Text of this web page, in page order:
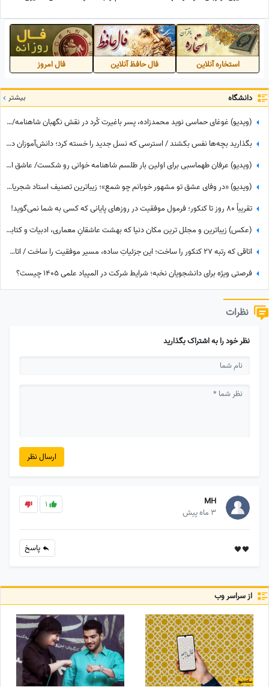
استخاره آنلاین فال حافظ آنلاین فال امروز
دانشگاه بیشتر
(ویدیو) غوغای حماسی نوید محمدزاده، پسر باغیرت کُرد در نقش نگهبان شاهنامه/ رجزخوانی فردوسی برای نجات ایران از دست اجنبی👌
بگذارید بچه‌ها نفس بکشند / استرسی که نسل جدید را خسته کرد؛ دانش‌آموزان در برزخ امتحانات نهایی، جنگ، کنکور و ...
(ویدیو) عرفان طهماسبی برای اولین بار طلسم شاهنامه خوانی رو شکست/ عاشق اشعار فردوسی با این لحن عاشقانه و احساسی می‌شید😍
(ویدیو) «در وفای عشق تو مشهور خوبانم چو شمع»؛ زیباترین تصنیف استاد شجریان، خسرو آواز ایران با شعر حافظ/ آدم هیچوقت از گوش دادن به این صدا خسته نمیشه😍
تقریباً 80 روز تا کنکور؛ فرمول موفقیت در روزهای پایانی که کسی به شما نمی‌گوید!
(عکس) زیباترین و مجلل ترین مکان دنیا که بهشت عاشقانِ معماری، ادبیات و کتابه/ واقعاً اینجا کتابخونه است یا کاخ؟😍
اتاقی که رتبه 27 کنکور را ساخت؛ این جزئیاتِ ساده، مسیر موفقیت را ساخت / اتاق مطالعه رتبه‌های برتر لوکس نیست!
فرصتی ویژه برای دانشجویان نخبه؛ شرایط شرکت در المپیاد علمی 1405 چیست؟
نظرات
نظر خود را به اشتراک بگذارید
ارسال نظر
MH
3 ماه پیش
1
🖤🖤 پاسخ
از سراسر وب